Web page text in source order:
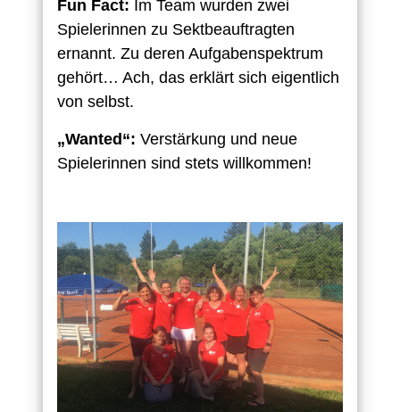
Direkt
zum
Inhalt
Fun Fact: Im Team wurden zwei
Spielerinnen zu Sektbeauftragten
ernannt. Zu deren Aufgabenspektrum
gehört… Ach, das erklärt sich eigentlich
von selbst.
„Wanted“: Verstärkung und neue
Spielerinnen sind stets willkommen!